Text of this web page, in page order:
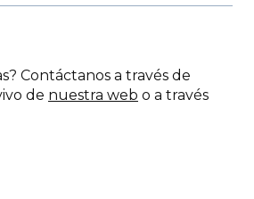
Contáctanos a través de
de nuestra web o a través